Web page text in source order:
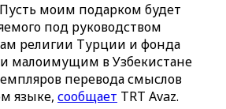
моим подарком будет
под руководством
религии Турции и фонда
малоимущим в Узбекистане
перевода смыслов
языке, сообщает TRT Avaz.